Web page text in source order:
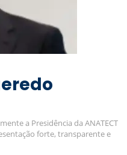
a Presidência da ANATECT
forte, transparente e